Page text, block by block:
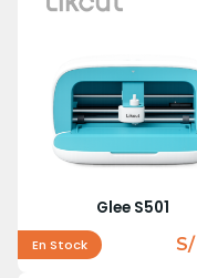
Glee S501
En Stock